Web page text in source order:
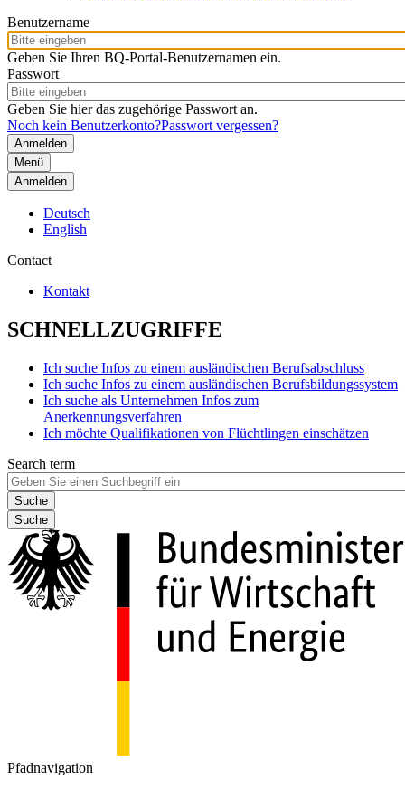
Benutzername
Geben Sie Ihren BQ-Portal-Benutzernamen ein.
Passwort
Geben Sie hier das zugehörige Passwort an.
Noch kein Benutzerkonto?Passwort vergessen?
Menü
Anmelden
Deutsch
English
Contact
Kontakt
SCHNELLZUGRIFFE
Ich suche Infos zu einem ausländischen Berufsabschluss
Ich suche Infos zu einem ausländischen Berufsbildungssystem
Ich suche als Unternehmen Infos zum
Anerkennungsverfahren
Ich möchte Qualifikationen von Flüchtlingen einschätzen
Search term
Suche
Pfadnavigation